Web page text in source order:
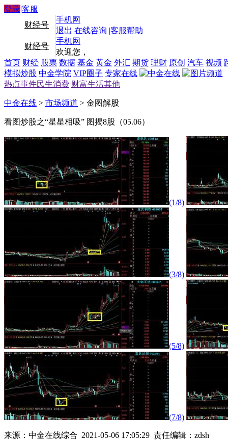
登录|客服
手机网
财经号
退出 在线咨询 |客服帮助
手机网
财经号
欢迎您，
首页 财经 股票 数据 基金 黄金 外汇 期货 理财 原创 汽车 视频
模拟炒股 中金学院 VIP圈子 专家在线
热点事件民生消费 财富生活其他
中金在线 > 市场频道 > 金图解股
看图炒股之“星星相吸” 图揭8股（05.06）
(1/8)
(3/8)
(5/8)
(7/8)
来源：中金在线综合 2021-05-06 17:05:29 责任编辑：zdsh